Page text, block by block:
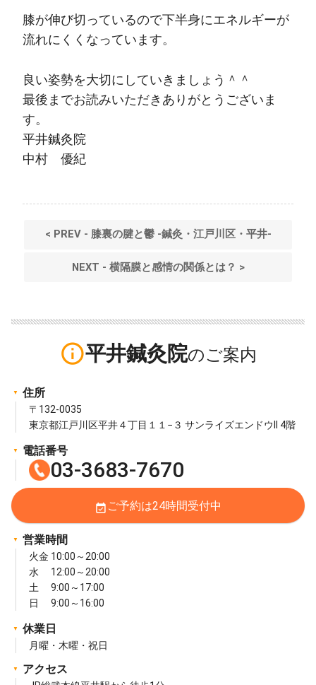
膝が伸び切っているので下半身にエネルギーが
流れにくくなっています。
良い姿勢を大切にしていきましょう＾＾
最後までお読みいただきありがとうございま
す。
平井鍼灸院
中村 優紀
< PREV - 膝裏の腱と鬱 -鍼灸・江戸川区・平井-
NEXT - 横隔膜と感情の関係とは？ >
info_outline平井鍼灸院
住所
〒132-0035
東京都江戸川区平井４丁目１１−３ サンライズエンドウII 4階
電話番号
03-3683-7670
event_available ご予約は24時間受付中
営業時間
火金 10:00～20:00
水 12:00～20:00
土 9:00～17:00
日 9:00～16:00
休業日
月曜・木曜・祝日
アクセス